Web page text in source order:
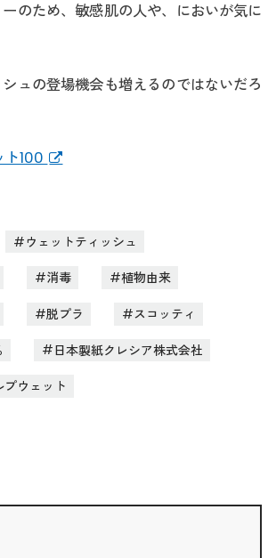
のため、敏感肌の人や、においが気に
ュの登場機会も増えるのではないだろ
ト100
ウェットティッシュ
消毒 植物由来
脱プラ スコッティ
日本製紙クレシア株式会社
プウェット